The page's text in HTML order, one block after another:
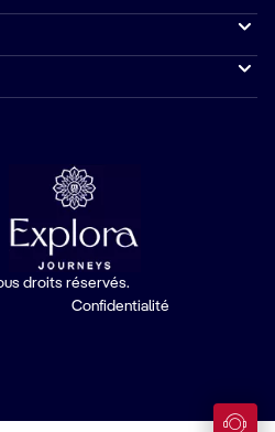
droits réservés.
Confidentialité